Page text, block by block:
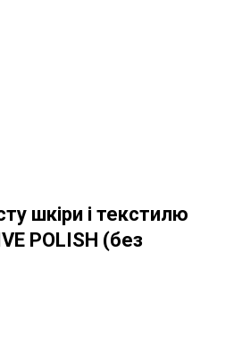
шкіри і текстилю
POLISH (без